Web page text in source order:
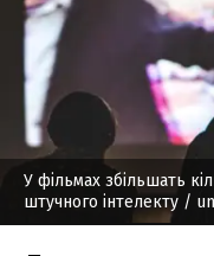
У фільмах збільшать
штучного інтелекту /